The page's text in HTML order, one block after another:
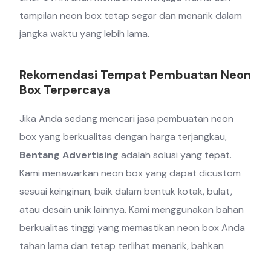
tampilan neon box tetap segar dan menarik dalam
jangka waktu yang lebih lama.
Rekomendasi Tempat Pembuatan Neon
Box Terpercaya
Jika Anda sedang mencari jasa pembuatan neon
box yang berkualitas dengan harga terjangkau,
Bentang Advertising adalah solusi yang tepat.
Kami menawarkan neon box yang dapat dicustom
sesuai keinginan, baik dalam bentuk kotak, bulat,
atau desain unik lainnya. Kami menggunakan bahan
berkualitas tinggi yang memastikan neon box Anda
tahan lama dan tetap terlihat menarik, bahkan